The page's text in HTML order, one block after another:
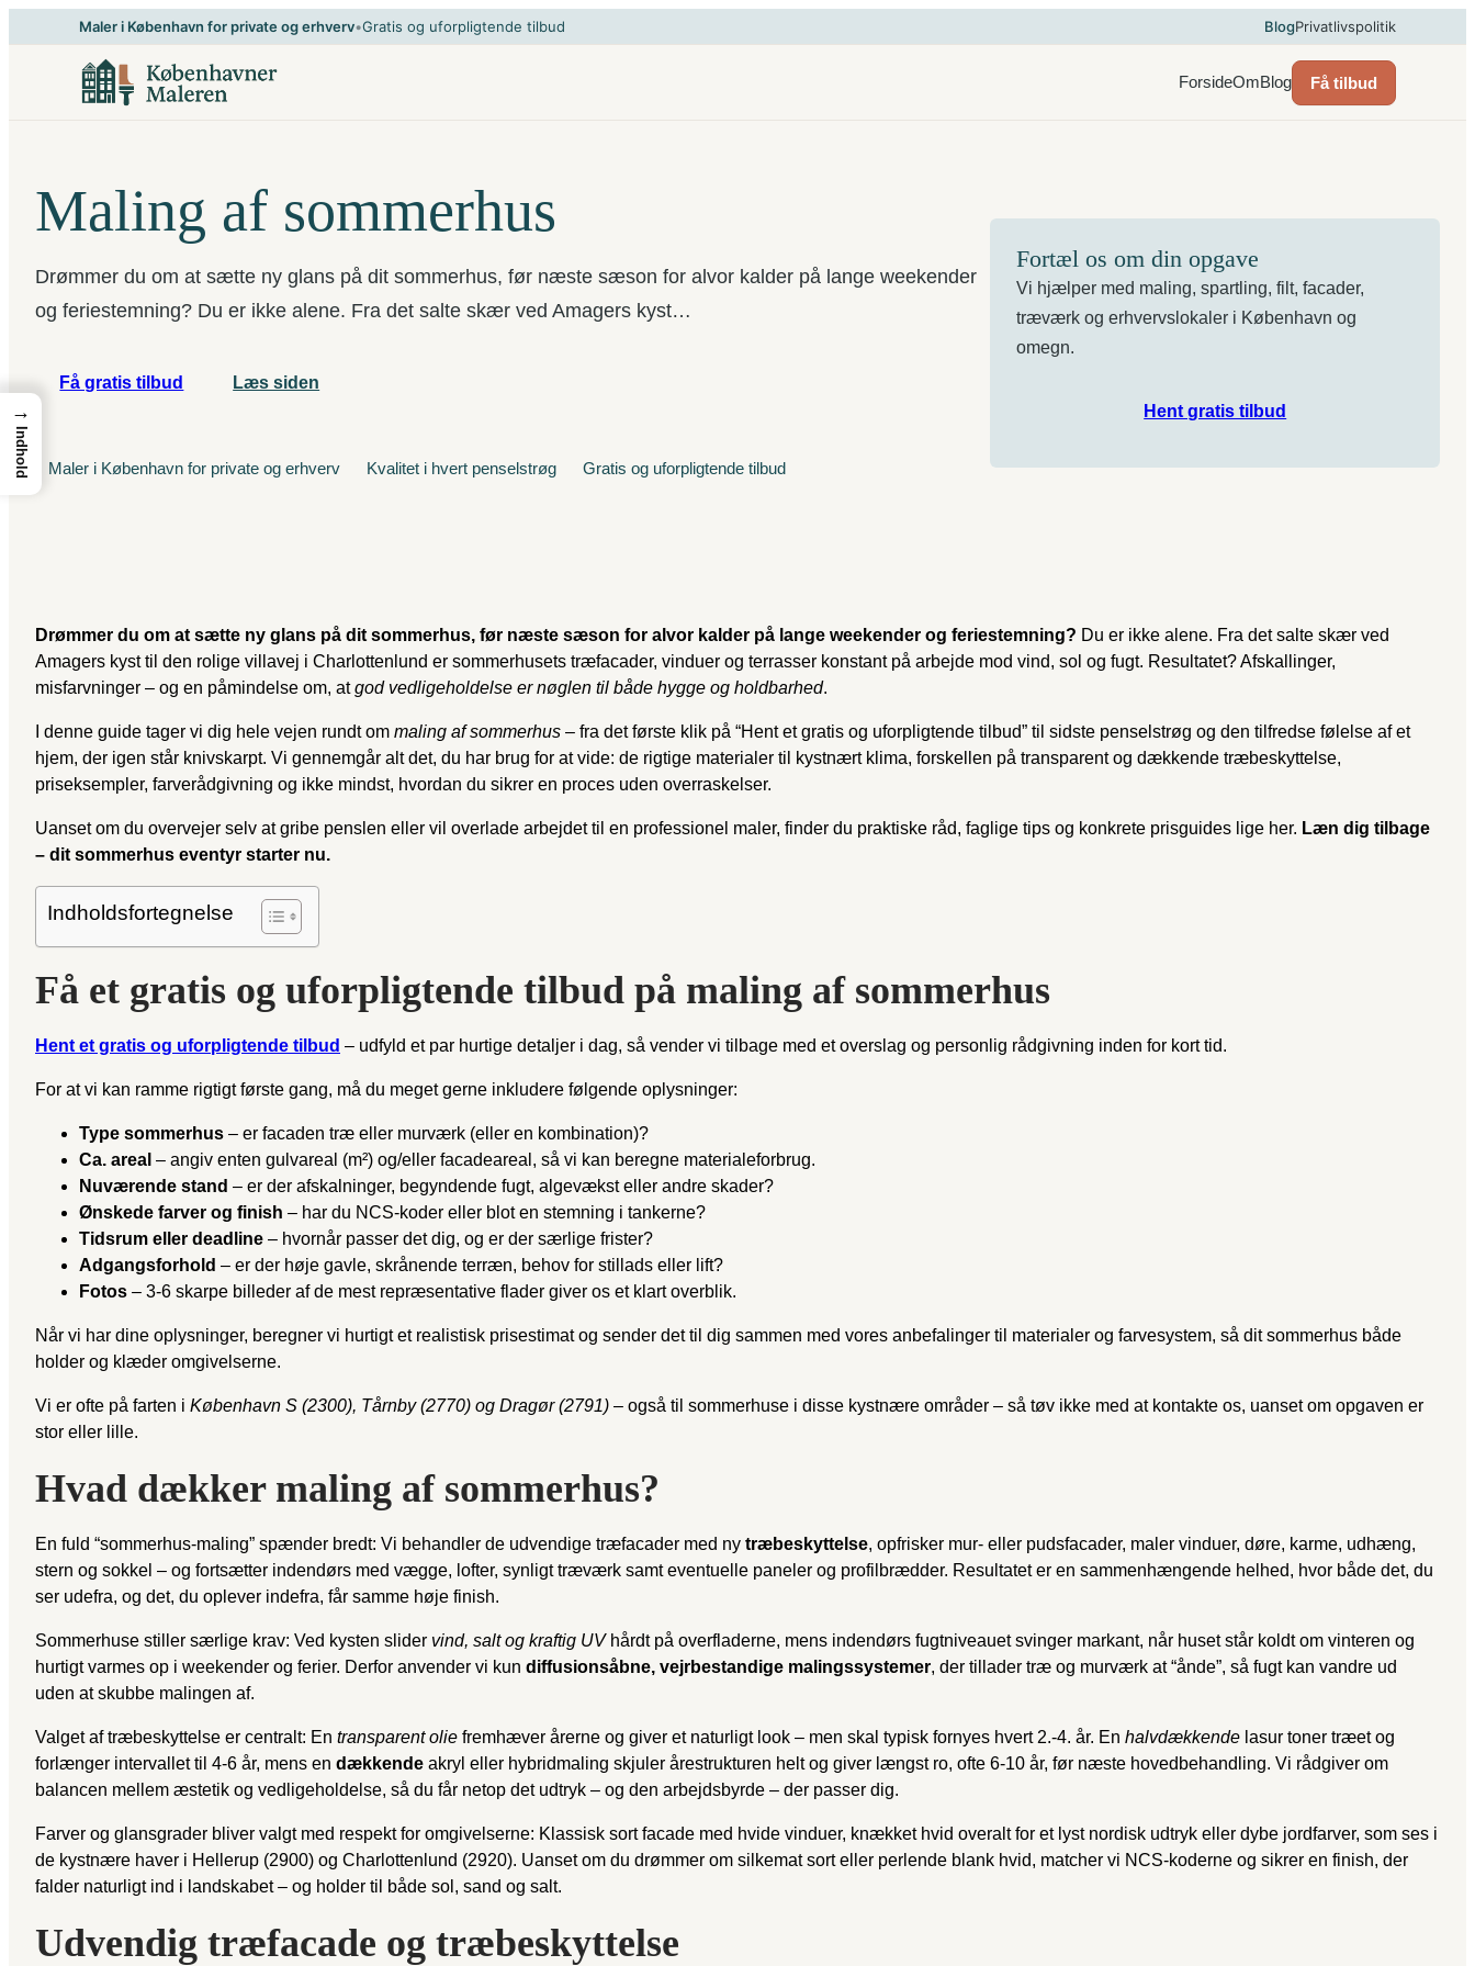
til
Maler i København for private og erhverv•Gratis og uforpligtende tilbud BlogPrivatlivspolitik
ForsideOmBlog Få tilbud
Maling af sommerhus
Drømmer du om at sætte ny glans på dit sommerhus, før næste sæson for alvor kalder på lange weekender
og feriestemning? Du er ikke alene. Fra det salte skær ved Amagers kyst…
Få gratis tilbud Læs siden
Maler i København for private og erhverv Kvalitet i hvert penselstrøg Gratis og uforpligtende tilbud
Fortæl os om din opgave
Vi hjælper med maling, spartling, filt, facader,
træværk og erhvervslokaler i København og
omegn.
Hent gratis tilbud
Drømmer du om at sætte ny glans på dit sommerhus, før næste sæson for alvor kalder på lange weekender og feriestemning? Du er ikke alene. Fra det salte skær ved
Amagers kyst til den rolige villavej i Charlottenlund er sommerhusets træfacader, vinduer og terrasser konstant på arbejde mod vind, sol og fugt. Resultatet? Afskallinger,
misfarvninger – og en påmindelse om, atgod vedligeholdelse er nøglen til både hygge og holdbarhed.
I denne guide tager vi dig hele vejen rundt om maling af sommerhus – fra det første klik på “Hent et gratis og uforpligtende tilbud” til sidste penselstrøg og den tilfredse følelse af et
hjem, der igen står knivskarpt. Vi gennemgår alt det, du har brug for at vide: de rigtige materialer til kystnært klima, forskellen på transparent og dækkende træbeskyttelse,
priseksempler, farverådgivning og ikke mindst, hvordan du sikrer en proces uden overraskelser.
Uanset om du overvejer selv at gribe penslen eller vil overlade arbejdet til en professionel maler, finder du praktiske råd, faglige tips og konkrete prisguides lige her. Læn dig tilbage
– dit sommerhus eventyr starter nu.
Indholdsfortegnelse
Få et gratis og uforpligtende tilbud på maling af sommerhus
Hent et gratis og uforpligtende tilbud – udfyld et par hurtige detaljer i dag, så vender vi tilbage med et overslag og personlig rådgivning inden for kort tid.
For at vi kan ramme rigtigt første gang, må du meget gerne inkludere følgende oplysninger:
Type sommerhus – er facaden træ eller murværk (eller en kombination)?
Ca. areal – angiv enten gulvareal (m²) og/eller facadeareal, så vi kan beregne materialeforbrug.
Nuværende stand – er der afskalninger, begyndende fugt, algevækst eller andre skader?
Ønskede farver og finish – har du NCS-koder eller blot en stemning i tankerne?
Tidsrum eller deadline – hvornår passer det dig, og er der særlige frister?
Adgangsforhold – er der høje gavle, skrånende terræn, behov for stillads eller lift?
Fotos – 3-6 skarpe billeder af de mest repræsentative flader giver os et klart overblik.
Når vi har dine oplysninger, beregner vi hurtigt et realistisk prisestimat og sender det til dig sammen med vores anbefalinger til materialer og farvesystem, så dit sommerhus både
holder og klæder omgivelserne.
Vi er ofte på farten i København S (2300), Tårnby (2770) og Dragør (2791) – også til sommerhuse i disse kystnære områder – så tøv ikke med at kontakte os, uanset om opgaven er
stor eller lille.
Hvad dækker maling af sommerhus?
En fuld “sommerhus-maling” spænder bredt: Vi behandler de udvendige træfacader med ny træbeskyttelse, opfrisker mur- eller pudsfacader, maler vinduer, døre, karme, udhæng,
stern og sokkel – og fortsætter indendørs med vægge, lofter, synligt træværk samt eventuelle paneler og profilbrædder. Resultatet er en sammenhængende helhed, hvor både det, du
ser udefra, og det, du oplever indefra, får samme høje finish.
Sommerhuse stiller særlige krav: Ved kysten slider vind, salt og kraftig UVhårdt på overfladerne, mens indendørs fugtniveauet svinger markant, når huset står koldt om vinteren og
hurtigt varmes op i weekender og ferier. Derfor anvender vi kun diffusionsåbne, vejrbestandige malingssystemer, der tillader træ og murværk at “ånde”, så fugt kan vandre ud
uden at skubbe malingen af.
Valget af træbeskyttelse er centralt: En transparent olie fremhæver årerne og giver et naturligt look – men skal typisk fornyes hvert 2.-4. år. En halvdækkende lasur toner træet og
forlænger intervallet til 4-6 år, mens en dækkende akryl eller hybridmaling skjuler årestrukturen helt og giver længst ro, ofte 6-10 år, før næste hovedbehandling. Vi rådgiver om
balancen mellem æstetik og vedligeholdelse, så du får netop det udtryk – og den arbejdsbyrde – der passer dig.
Farver og glansgrader bliver valgt med respekt for omgivelserne: Klassisk sort facade med hvide vinduer, knækket hvid overalt for et lyst nordisk udtryk eller dybe jordfarver, som ses i
de kystnære haver i Hellerup (2900) og Charlottenlund (2920). Uanset om du drømmer om silkemat sort eller perlende blank hvid, matcher vi NCS-koderne og sikrer en finish, der
falder naturligt ind i landskabet – og holder til både sol, sand og salt.
Udvendig træfacade og træbeskyttelse
→
Indhold